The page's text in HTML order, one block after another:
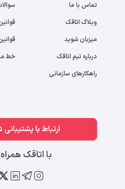
تماس با ما
وبلاگ اتاقک
میزبان شوید
درباره تیم اتاقک
راهکارهای سازمانی
خط
ارتباط با پشتیبانی 02128111045
با اتاقک